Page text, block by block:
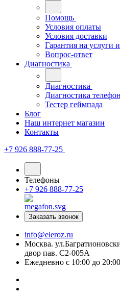
Помощь
Условия оплаты
Условия доставки
Гарантия на услуги
Вопрос-ответ
Диагностика
Диагностика
Диагностика
Тестер геймпада
Блог
Наш интернет магазин
Контакты
+7 926 888-77-25
Телефоны
+7 926 888-77-25
Заказать звонок
info@eleroz.ru
Москва.
двор пав. C2-005A
Ежедневно с 10:00 до 20:00